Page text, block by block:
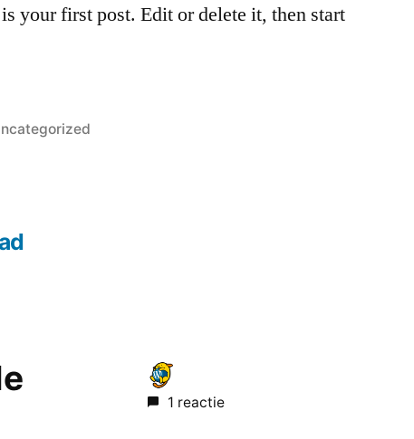
your first post. Edit or delete it, then start
1 reactie